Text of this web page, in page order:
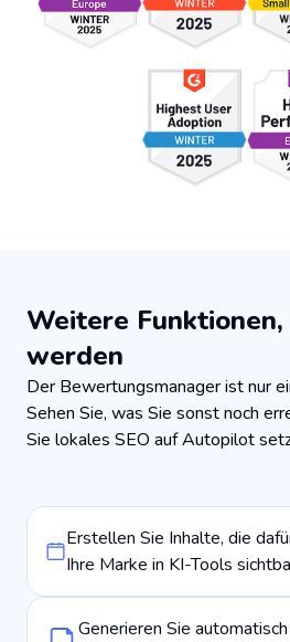
Weitere
werden
Der Bewertungsmanager ist nur
Sehen Sie, was Sie sonst noch
Sie lokales SEO auf Autopilot
Erstellen Sie Inhalte, die
Ihre Marke in KI-Tools
Generieren Sie